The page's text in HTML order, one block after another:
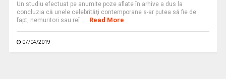
Un studiu efectuat pe anumite poze aflate în arhive a dus la
concluzia că unele celebrităţi contemporane s-ar putea să fie de
fapt, nemuritori sau reî ...
Read More
07/04/2019